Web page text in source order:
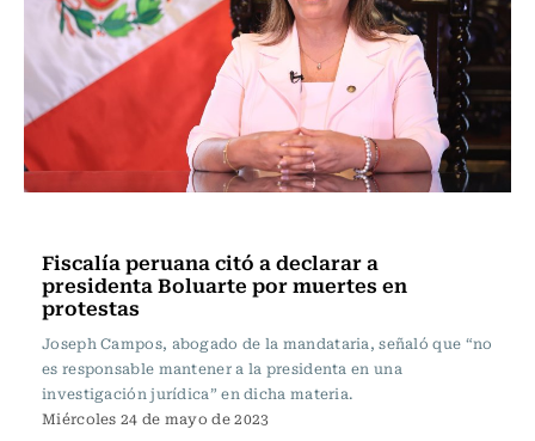
Fiscalía peruana citó a declarar a
presidenta Boluarte por muertes en
protestas
Joseph Campos, abogado de la mandataria, señaló que “no
es responsable mantener a la presidenta en una
investigación jurídica” en dicha materia.
Miércoles 24 de mayo de 2023